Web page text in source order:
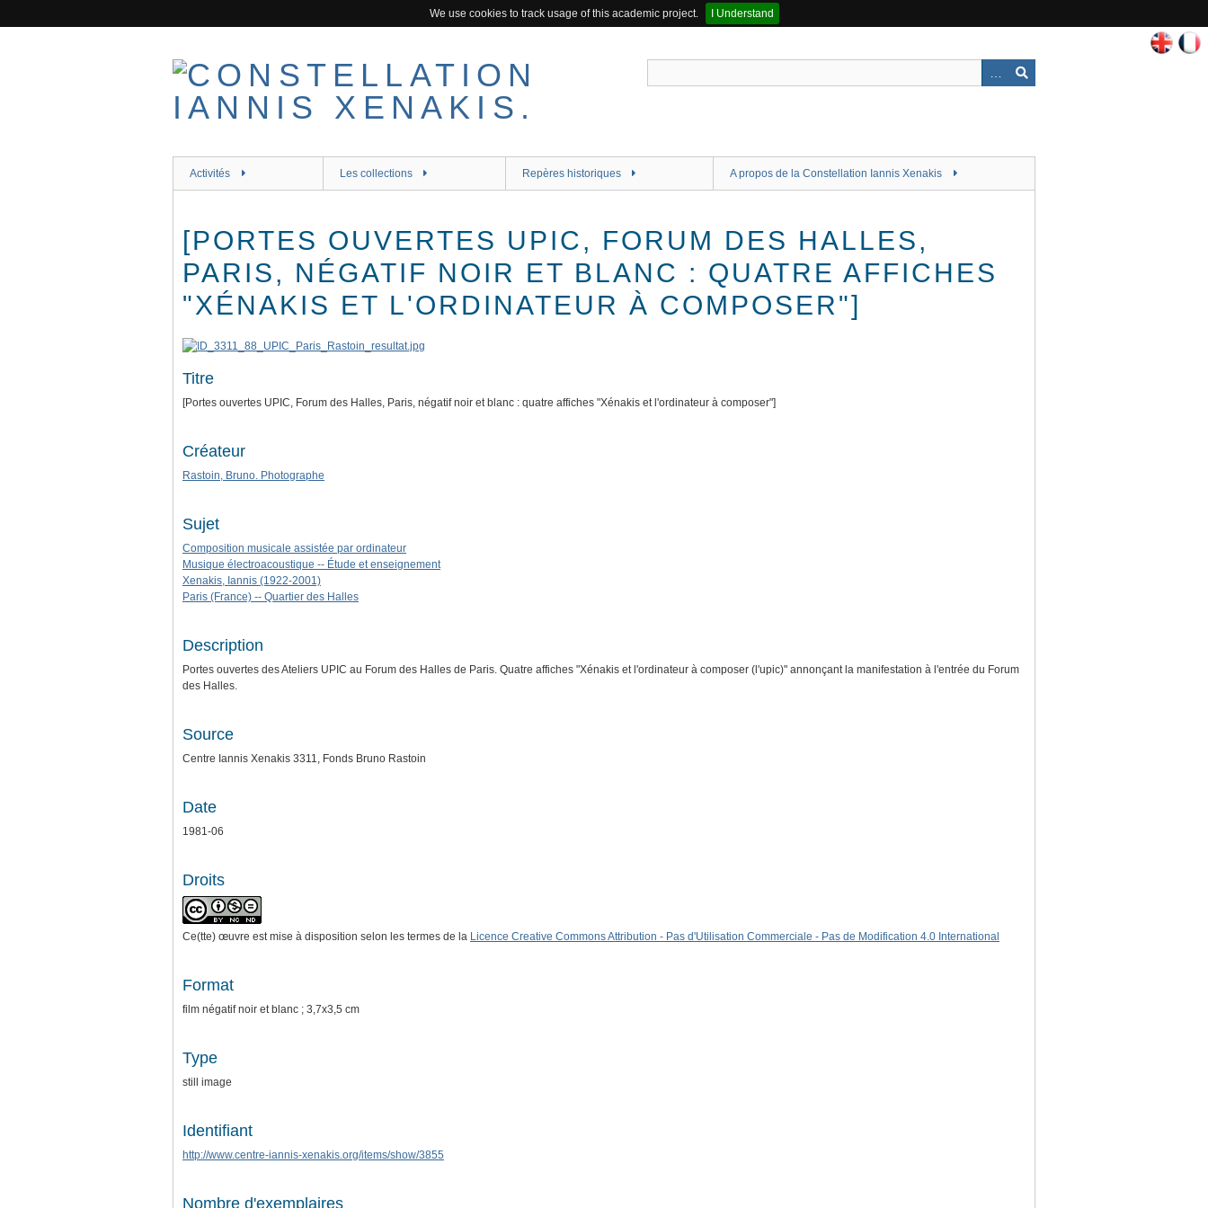
We use cookies to track usage of this academic project.
I Understand
Activités Les collections Repères historiques A propos de la Constellation Iannis Xenakis
[PORTES OUVERTES UPIC, FORUM DES HALLES,
PARIS, NÉGATIF NOIR ET BLANC : QUATRE AFFICHES
"XÉNAKIS ET L'ORDINATEUR À COMPOSER"]
Titre
[Portes ouvertes UPIC, Forum des Halles, Paris, négatif noir et blanc : quatre affiches "Xénakis et l'ordinateur à composer"]
Créateur
Rastoin, Bruno. Photographe
Sujet
Composition musicale assistée par ordinateur
Musique électroacoustique -- Étude et enseignement
Xenakis, Iannis (1922-2001)
Paris (France) -- Quartier des Halles
Description
Portes ouvertes des Ateliers UPIC au Forum des Halles de Paris. Quatre affiches "Xénakis et l'ordinateur à composer (l'upic)" annonçant la manifestation à l'entrée du Forum
des Halles.
Source
Centre Iannis Xenakis 3311, Fonds Bruno Rastoin
Date
1981-06
Droits
Ce(tte) œuvre est mise à disposition selon les termes de la Licence Creative Commons Attribution - Pas d'Utilisation Commerciale - Pas de Modification 4.0 International
Format
film négatif noir et blanc ; 3,7x3,5 cm
Type
still image
Identifiant
http://www.centre-iannis-xenakis.org/items/show/3855
Nombre d'exemplaires